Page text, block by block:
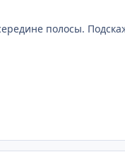
полосы.